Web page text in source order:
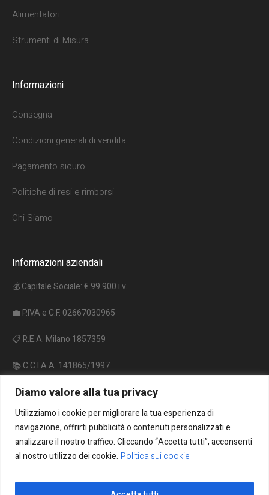
Diamo valore alla tua privacy
Utilizziamo i cookie per migliorare la tua esperienza di
navigazione, offrirti pubblicità o contenuti personalizzati e
analizzare il nostro traffico. Cliccando “Accetta tutti”, acconsenti
al nostro utilizzo dei cookie. Politica sui cookie
Alimentatori
Strumenti di Misura
Informazioni
Consegna
Condizioni generali di vendita
Pagamento sicuro
Politiche di resi e rimborsi
Chi Siamo
Informazioni aziendali
💰 Capitale Sociale: € 99.900 i.v.
💼 P.IVA e C.F. 02667030965
📋 R.E.A. Milano 1857359
📚 C.C.I.A.A. 141865/1997
🔋 Reg. P.A. IT09060P00000962
♻️ Reg. A.E.E. IT18020000010206